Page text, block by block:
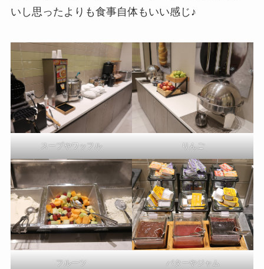
いし思ったよりも食事自体もいい感じ♪
スープやワッフル りんご
フルーツ バターやジャム